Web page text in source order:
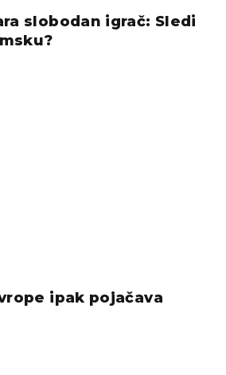
slobodan igrač: Sledi
ipak pojačava